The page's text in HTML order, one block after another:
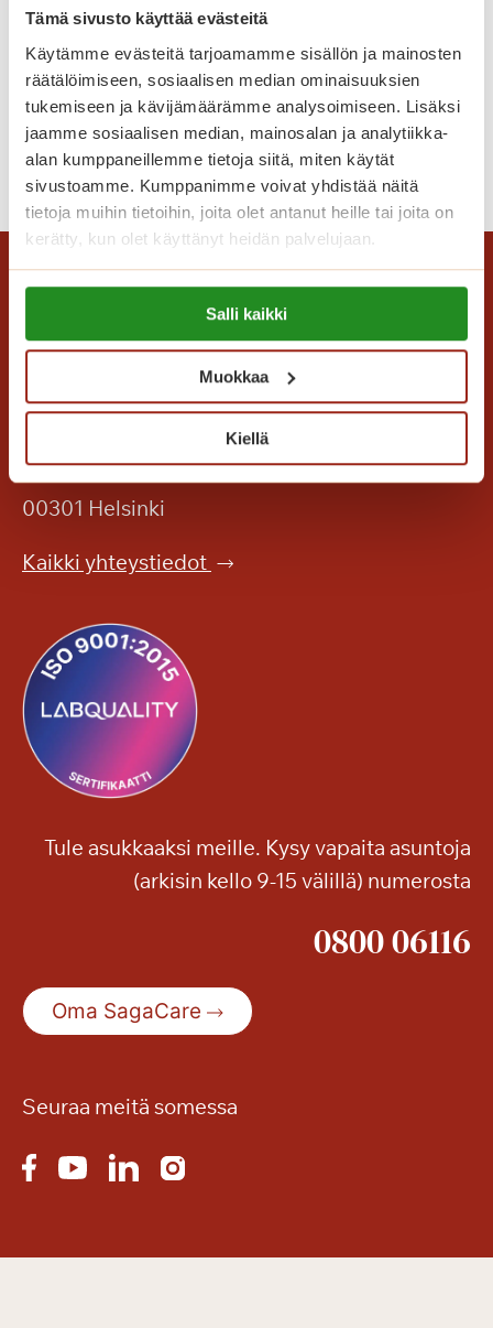
Tämä sivusto käyttää evästeitä
Käytämme evästeitä tarjoamamme sisällön ja mainosten
räätälöimiseen, sosiaalisen median ominaisuuksien
tukemiseen ja kävijämäärämme analysoimiseen. Lisäksi
jaamme sosiaalisen median, mainosalan ja analytiikka-
alan kumppaneillemme tietoja siitä, miten käytät
sivustoamme. Kumppanimme voivat yhdistää näitä
tietoja muihin tietoihin, joita olet antanut heille tai joita on
kerätty, kun olet käyttänyt heidän palvelujaan.
Lue lisää evästeistä:
https://sagacare.fi/evasteet/
Salli kaikki
Muokkaa
Kiellä
a
i
t
o
a
S
a
g
a
p
l
e
l
l
y
t
e
t
Miten palkka määräytyy?
Saga-palvelutaloilla palkka määräytyy
yksityisen sosiaalipalvelualan
työehtosopimuksen mukaisesti.
Lue lisää
M
i
t
e
n
l
k
m
Saga Care Finland Oy
Mannerheimintie 164 PL 11
00301 Helsinki
Kaikki yhteystiedot
Tule asukkaaksi meille. Kysy vapaita asuntoja
(arkisin kello 9-15 välillä) numerosta
0800 06116
Oma SagaCare
Seuraa meitä somessa